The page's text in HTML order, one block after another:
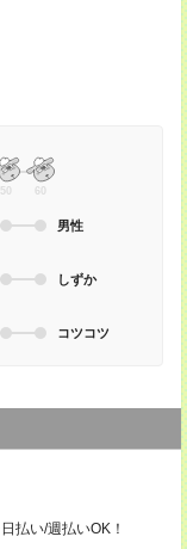
50 60
男性
しずか
コツコツ
い/週払いOK！